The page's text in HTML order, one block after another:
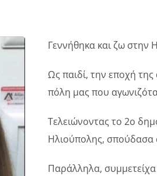
Γεννήθηκα και ζω στην
Ως παιδί, την εποχή της
πόλη μας που
Τελειώνοντας το 2ο
Ηλιούπολης, σπούδασα
Παράλληλα, συμμετείχα